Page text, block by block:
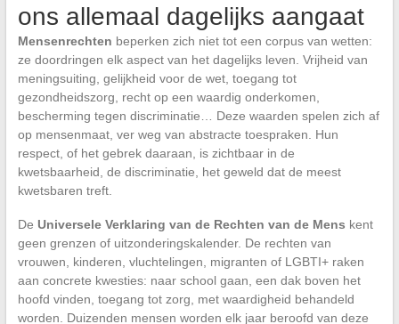
ons allemaal dagelijks aangaat
Mensenrechten beperken zich niet tot een corpus van wetten:
ze doordringen elk aspect van het dagelijks leven. Vrijheid van
meningsuiting, gelijkheid voor de wet, toegang tot
gezondheidszorg, recht op een waardig onderkomen,
bescherming tegen discriminatie… Deze waarden spelen zich af
op mensenmaat, ver weg van abstracte toespraken. Hun
respect, of het gebrek daaraan, is zichtbaar in de
kwetsbaarheid, de discriminatie, het geweld dat de meest
kwetsbaren treft.
De Universele Verklaring van de Rechten van de Mens kent
geen grenzen of uitzonderingskalender. De rechten van
vrouwen, kinderen, vluchtelingen, migranten of LGBTI+ raken
aan concrete kwesties: naar school gaan, een dak boven het
hoofd vinden, toegang tot zorg, met waardigheid behandeld
worden. Duizenden mensen worden elk jaar beroofd van deze